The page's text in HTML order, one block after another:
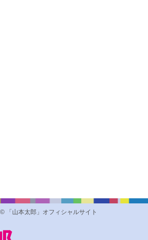
「山本太郎」オフィシャルサイト